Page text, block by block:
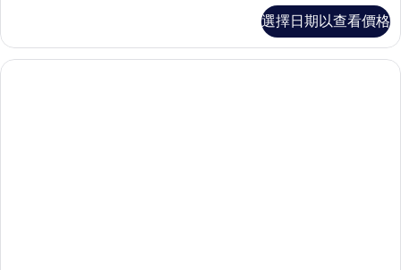
有
相
雙
床
房
選擇日期以查看價格